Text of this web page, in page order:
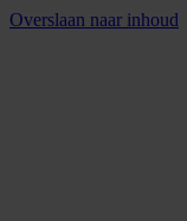
Overslaan naar inhoud